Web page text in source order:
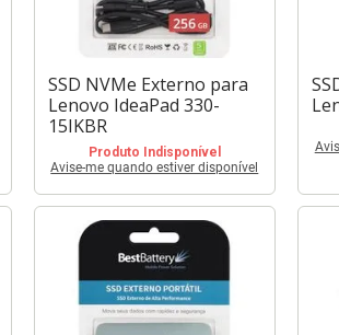
SSD NVMe Externo para
Lenovo IdeaPad 330-
15IKBR
Produto Indisponível
Avise-me quando estiver disponível